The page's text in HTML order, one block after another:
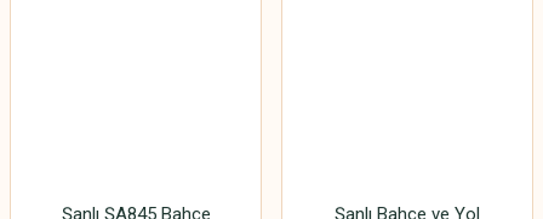
Şanlı ŞA845 Bahçe
Şanlı Bahçe ve Yol